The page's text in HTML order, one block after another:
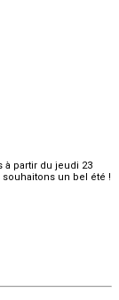
à partir du jeudi 23
un bel été !